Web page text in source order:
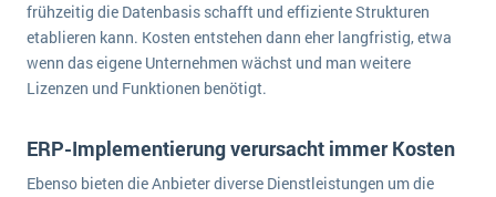
frühzeitig die Datenbasis schafft und effiziente Strukturen
etablieren kann. Kosten entstehen dann eher langfristig, etwa
wenn das eigene Unternehmen wächst und man weitere
Lizenzen und Funktionen benötigt.
ERP-Implementierung verursacht immer Kosten
Ebenso bieten die Anbieter diverse Dienstleistungen um die